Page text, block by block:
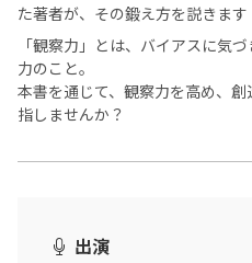
た著者が、その鍛え方を説きます
「観察力」とは、バイアスに気
力のこと。​
本書を通じて、観察力を高め、
指しませんか？
出演